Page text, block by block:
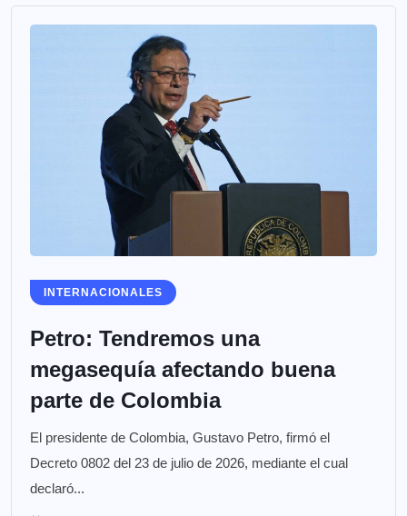
INTERNACIONALES
Petro: Tendremos una
megasequía afectando buena
parte de Colombia
El presidente de Colombia, Gustavo Petro, firmó el
Decreto 0802 del 23 de julio de 2026, mediante el cual
declaró...